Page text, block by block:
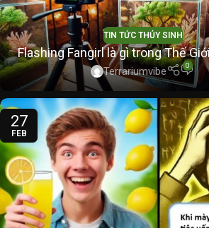
TIN TỨC THỦY SINH
Flashing Fangirl là gì trong Thế
Terrariumvibe 0
27
FEB